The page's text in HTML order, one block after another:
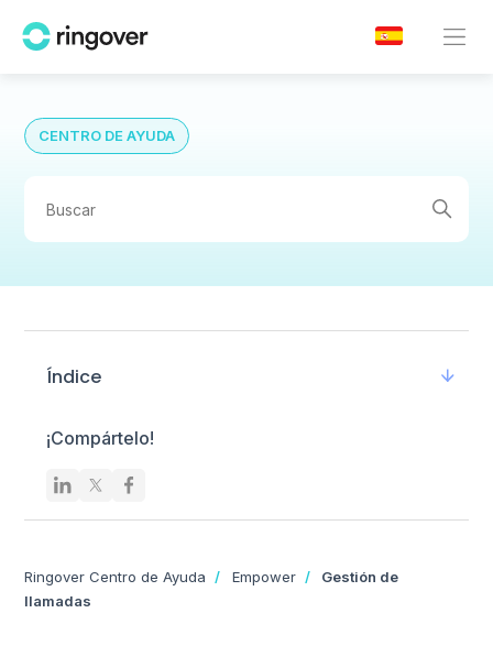
CENTRO DE AYUDA
Índice
¡Compártelo!
Ringover Centro de Ayuda Empower
Gestión de
llamadas